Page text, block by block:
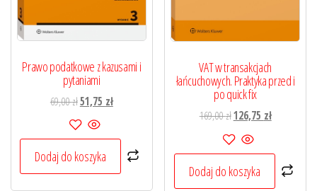
Prawo podatkowe z kazusami i
pytaniami
69,00złPierwotna
cena
wynosiła:
69,00 zł.
51,75 złAktualna
51,75 zł.
Dodaj do koszyka
VAT w transakcjach
łańcuchowych. Praktyka przed i
po quick fix
169,00złPierwotna
cena
wynosiła:
169,00 zł.
126,75 złAktualna
126,75 zł.
Dodaj do koszyka